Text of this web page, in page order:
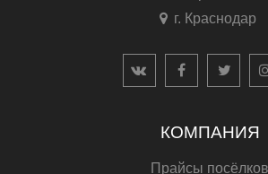
г. Краснодар
КОМПАНИЯ
Прайсы посёлков